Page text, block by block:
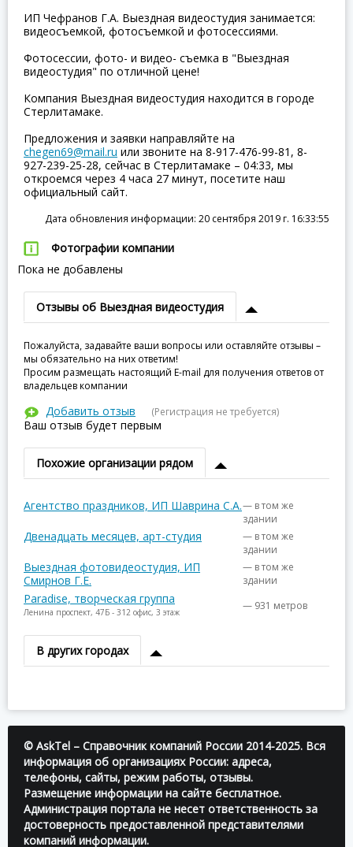
ИП Чефранов Г.А. Выездная видеостудия занимается:
видеосъемкой, фотосъемкой и фотосессиями.
Фотосессии, фото- и видео- съемка в "Выездная
видеостудия" по отличной цене!
Компания Выездная видеостудия находится в городе
Стерлитамаке.
Предложения и заявки направляйте на
chegen69@mail.ru или звоните на 8-917-476-99-81, 8-
927-239-25-28, сейчас в Стерлитамаке – 04:33, мы
откроемся через 4 часа 27 минут, посетите наш
официальный сайт.
Дата обновления информации: 20 сентября 2019 г. 16:33:55
Фотографии компании
Пока не добавлены
Отзывы об Выездная видеостудия
Пожалуйста, задавайте ваши вопросы или оставляйте отзывы –
мы обязательно на них ответим!
Просим размещать настоящий E-mail для получения ответов от
владельцев компании
Добавить отзыв (Регистрация не требуется)
Ваш отзыв будет первым
Похожие организации рядом
Агентство праздников, ИП Шаврина С.А.— в том же
здании
Двенадцать месяцев, арт-студия
— в том же
здании
Выездная фотовидеостудия, ИП
Смирнов Г.Е.
— в том же
здании
Paradise, творческая группа
Ленина проспект, 47Б - 312 офис, 3 этаж — 931 метров
В других городах
© AskTel – Справочник компаний России 2014-2025. Вся
информация об организациях России: адреса,
телефоны, сайты, режим работы, отзывы.
Размещение информации на сайте бесплатное.
Администрация портала не несет ответственность за
достоверность предоставленной представителями
компаний информации.